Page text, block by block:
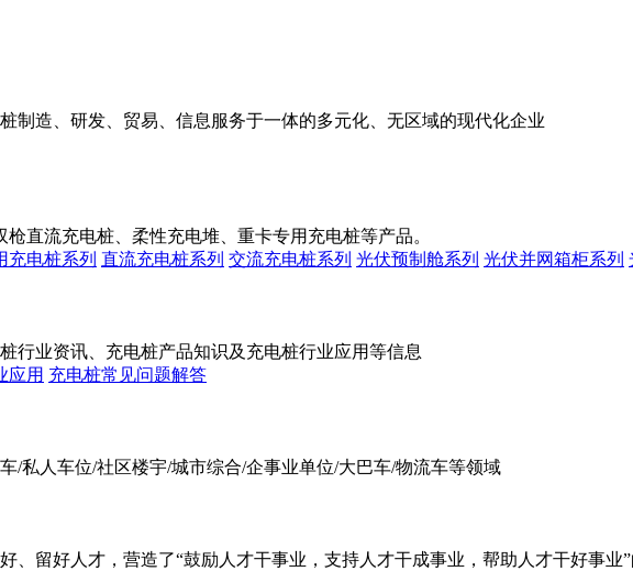
制造、研发、贸易、信息服务于一体的多元化、无区域的现代化企业
直流充电桩、柔性充电堆、重卡专用充电桩等产品。
充电桩系列 直流充电桩系列 交流充电桩系列 光伏预制舱系列 光伏并网箱柜系列
行业资讯、充电桩产品知识及充电桩行业应用等信息
应用 充电桩常见问题解答
/私人车位/社区楼宇/城市综合/企事业单位/大巴车/物流车等领域
、留好人才，营造了“鼓励人才干事业，支持人才干成事业，帮助人才干好事业